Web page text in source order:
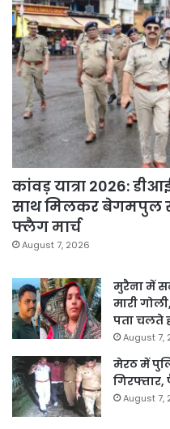
कांवड़ यात्रा 2026:
साथ मिलकर बेगमपुल से
फ्लैग मार्च
August 7, 2026
मुरैना में
मारी
पता चलते
August 7,
मेरठ में
August 7,